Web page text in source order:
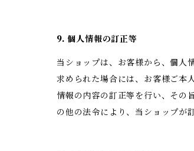
9. 個人情報の訂正等
当ショップは、お客様から、個人
求められた場合には、お客様ご本
情報の内容の訂正等を行い、その
の他の法令により、当ショップが